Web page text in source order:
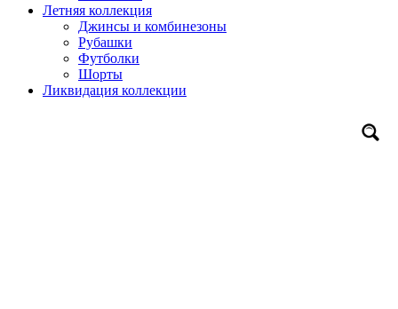
Летняя коллекция
Джинсы и комбинезоны
Рубашки
Футболки
Шорты
Ликвидация коллекции